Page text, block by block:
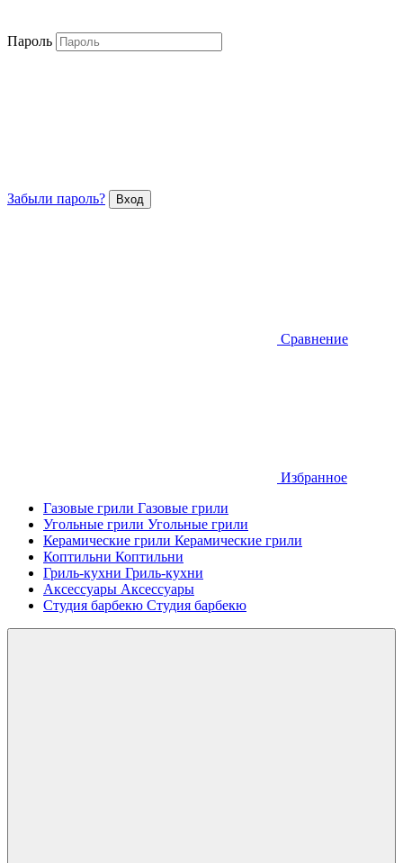
Пароль
Забыли пароль?
Сравнение
Избранное
Газовые грили Газовые грили
Угольные грили Угольные грили
Керамические грили Керамические грили
Коптильни Коптильни
Гриль-кухни Гриль-кухни
Аксессуары Аксессуары
Студия барбекю Студия барбекю